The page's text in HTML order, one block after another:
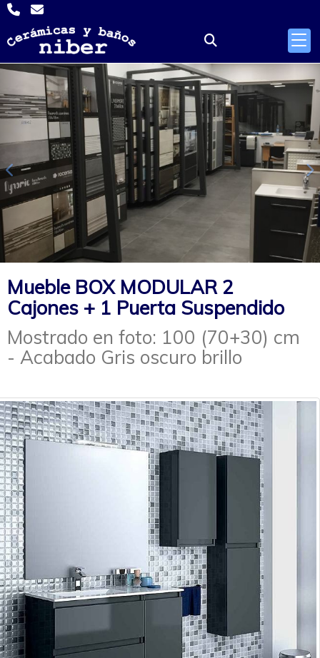
Anterior
Mueble BOX MODULAR 2
Cajones + 1 Puerta Suspendido
Mostrado en foto: 100 (70+30) cm
- Acabado Gris oscuro brillo